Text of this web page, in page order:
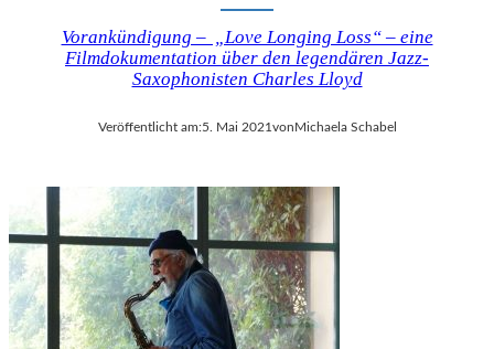
Vorankündigung – „Love Longing Loss“ – eine
Filmdokumentation über den legendären Jazz-
Saxophonisten Charles Lloyd
Veröffentlicht am:5. Mai 2021vonMichaela Schabel